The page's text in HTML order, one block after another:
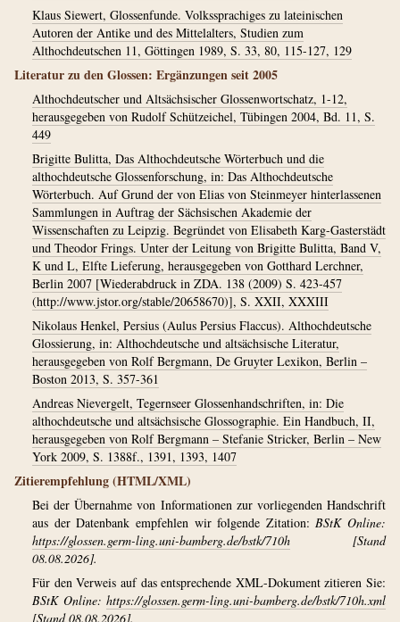
Klaus Siewert, Glossenfunde. Volkssprachiges zu lateinischen
Autoren der Antike und des Mittelalters, Studien zum
Althochdeutschen 11, Göttingen 1989, S. 33, 80, 115-127, 129
Literatur zu den Glossen: Ergänzungen seit 2005
Althochdeutscher und Altsächsischer Glossenwortschatz, 1-12,
herausgegeben von Rudolf Schützeichel, Tübingen 2004, Bd. 11, S.
449
Brigitte Bulitta, Das Althochdeutsche Wörterbuch und die
althochdeutsche Glossenforschung, in: Das Althochdeutsche
Wörterbuch. Auf Grund der von Elias von Steinmeyer hinterlassenen
Sammlungen in Auftrag der Sächsischen Akademie der
Wissenschaften zu Leipzig. Begründet von Elisabeth Karg-Gasterstädt
und Theodor Frings. Unter der Leitung von Brigitte Bulitta, Band V,
K und L, Elfte Lieferung, herausgegeben von Gotthard Lerchner,
Berlin 2007 [Wiederabdruck in ZDA. 138 (2009) S. 423-457
(http://www.jstor.org/stable/20658670)], S. XXII, XXXIII
Nikolaus Henkel, Persius (Aulus Persius Flaccus). Althochdeutsche
Glossierung, in: Althochdeutsche und altsächsische Literatur,
herausgegeben von Rolf Bergmann, De Gruyter Lexikon, Berlin –
Boston 2013, S. 357-361
Andreas Nievergelt, Tegernseer Glossenhandschriften, in: Die
althochdeutsche und altsächsische Glossographie. Ein Handbuch, II,
herausgegeben von Rolf Bergmann – Stefanie Stricker, Berlin – New
York 2009, S. 1388f., 1391, 1393, 1407
Zitierempfehlung (HTML/XML)
Bei der Übernahme von Informationen zur vorliegenden Handschrift
aus der Datenbank empfehlen wir folgende Zitation:BStK Online:
https://glossen.germ-ling.uni-bamberg.de/bstk/710h [Stand
08.08.2026].
Für den Verweis auf das entsprechende XML-Dokument zitieren Sie:
BStK Online: https://glossen.germ-ling.uni-bamberg.de/bstk/710h.xml
[Stand 08.08.2026].